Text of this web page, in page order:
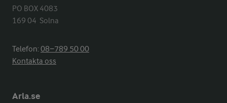
PO BOX 4083
169 04  Solna
Telefon:08−789 50 00
Kontakta oss
Arla.se